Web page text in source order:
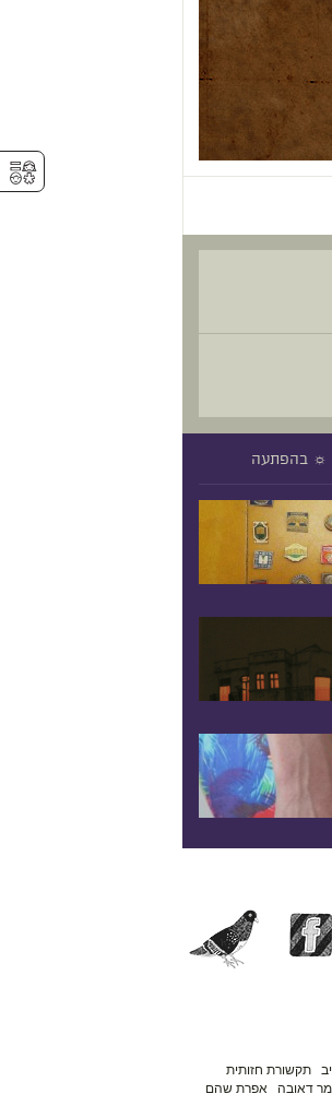
☼ בהפתעה
תקשורת חזותית
דאובה אפרת שהם
⚥︎